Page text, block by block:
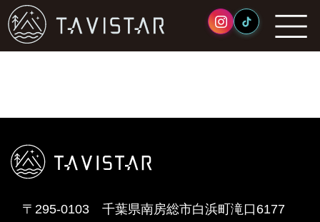
根本海水浴場
2023年6月16日
〒295-0103 千葉県南房総市白浜町滝口6177